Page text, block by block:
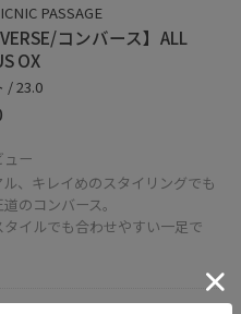
PASSAGE
コンバース】ALL
OX
/ 23.0
ュー
ル、キレイめのスタイリングでも
のコンバース。
タイルでも合わせやすい一足で